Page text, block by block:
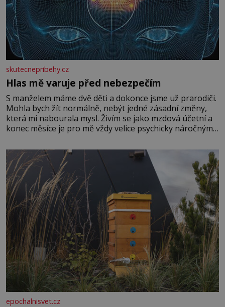
skutecnepribehy.cz
Hlas mě varuje před nebezpečím
S manželem máme dvě děti a dokonce jsme už prarodiči.
Mohla bych žít normálně, nebýt jedné zásadní změny,
která mi nabourala mysl. Živím se jako mzdová účetní a
konec měsíce je pro mě vždy velice psychicky náročným
dál častěji volá o pomoc, co se hlídání týče. Dalo by se
epochalnisvet.cz